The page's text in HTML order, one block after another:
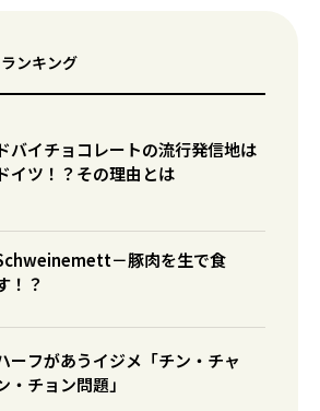
ランキング
バイチョコレートの流行発信地は
イツ！？その理由とは
－豚肉を生で食
！？
ーフがあうイジメ「チン・チャ
・チョン問題」